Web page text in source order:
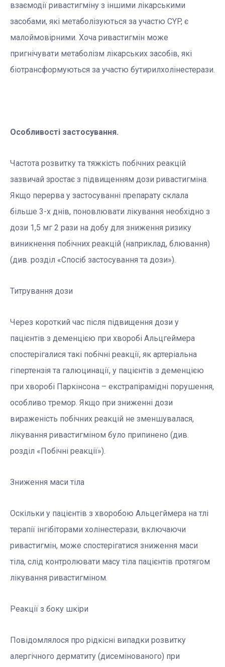
взаємодії ривастигміну з іншими лікарськими
засобами, які метаболізуються за участю CYP, є
малоймовірними. Хоча ривастигмін може
пригнічувати метаболізм лікарських засобів, які
біотрансформуються за участю бутирилхолінестерази.
Особливості застосування.
Частота розвитку та тяжкість побічних реакцій
зазвичай зростає з підвищенням дози ривастигміна.
Якщо перерва у застосуванні препарату склала
більше 3-х днів, поновлювати лікування необхідно з
дози 1,5 мг 2 рази на добу для зниження ризику
виникнення побічних реакцій (наприклад, блювання)
(див. розділ «Спосіб застосування та дози»).
Титрування дози
Через короткий час після підвищення дози у
пацієнтів з деменцією при хворобі Альцгеймера
спостерігалися такі побічні реакції, як артеріальна
гіпертензія та галюцинації, у пацієнтів з деменцією
при хворобі Паркінсона – екстрапірамідні порушення,
особливо тремор. Якщо при зниженні дози
вираженість побічних реакцій не зменшувалася,
лікування ривастигміном було припинено (див.
розділ «Побічні реакції»).
Зниження маси тіла
Оскільки у пацієнтів з хворобою Альцегймера на тлі
терапії інгібіторами холінестерази, включаючи
ривастигмін, може спостерігатися зниження маси
тіла, слід контролювати масу тіла пацієнтів протягом
лікування ривастигміном.
Реакції з боку шкіри
Повідомлялося про рідкісні випадки розвитку
алергічного дерматиту (дисемінованого) при